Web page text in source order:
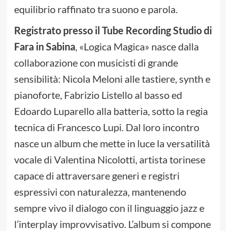
equilibrio raffinato tra suono e parola.
Registrato presso il Tube Recording Studio di
Fara in Sabina, «Logica Magica» nasce dalla
collaborazione con musicisti di grande
sensibilità: Nicola Meloni alle tastiere, synth e
pianoforte, Fabrizio Listello al basso ed
Edoardo Luparello alla batteria, sotto la regia
tecnica di Francesco Lupi. Dal loro incontro
nasce un album che mette in luce la versatilità
vocale di Valentina Nicolotti, artista torinese
capace di attraversare generi e registri
espressivi con naturalezza, mantenendo
sempre vivo il dialogo con il linguaggio jazz e
l’interplay improvvisativo. L’album si compone